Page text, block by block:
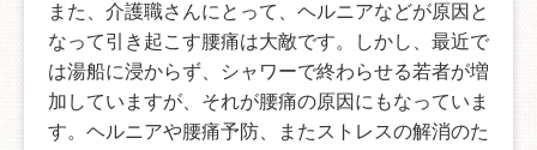
また、介護職さんにとって、ヘルニアなどが原因と
なって引き起こす腰痛は大敵です。しかし、最近で
は湯船に浸からず、シャワーで終わらせる若者が増
加していますが、それが腰痛の原因にもなっていま
す。ヘルニアや腰痛予防、またストレスの解消のた